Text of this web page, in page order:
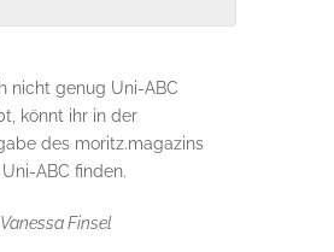
nicht genug Uni-ABC
könnt ihr in der
des moritz.magazins
ABC finden.
Finsel